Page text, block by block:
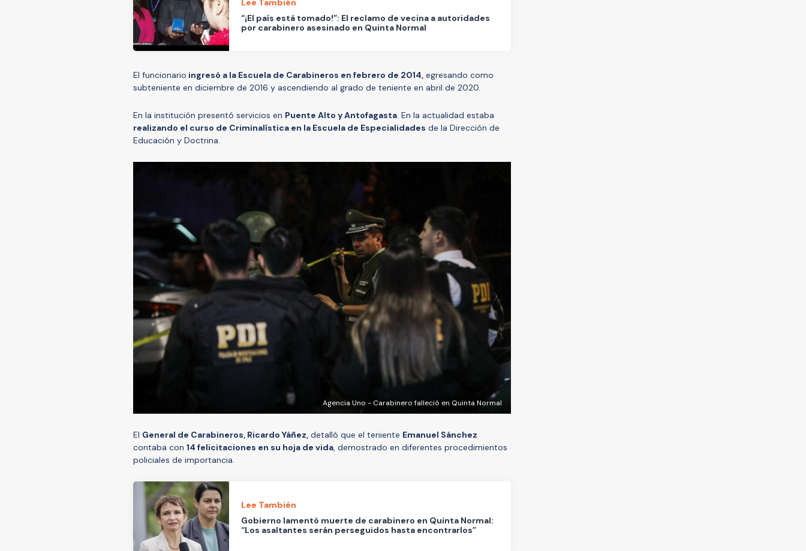
Lee También
“¡El país está tomado!”: El reclamo de vecina a autoridades
por carabinero asesinado en Quinta Normal
El funcionario ingresó a la Escuela de Carabineros en febrero de 2014, egresando como
subteniente en diciembre de 2016 y ascendiendo al grado de teniente en abril de 2020.
En la institución presentó servicios en Puente Alto y Antofagasta. En la actualidad estaba
realizando el curso de Criminalística en la Escuela de Especialidades de la Dirección de
Educación y Doctrina.
Agencia Uno - Carabinero falleció en Quinta Normal
El General de Carabineros, Ricardo Yáñez, detalló que el teniente Emanuel Sánchez
contaba con 14 felicitaciones en su hoja de vida, demostrado en diferentes procedimientos
policiales de importancia.
Lee También
Gobierno lamentó muerte de carabinero en Quinta Normal:
“Los asaltantes serán perseguidos hasta encontrarlos”